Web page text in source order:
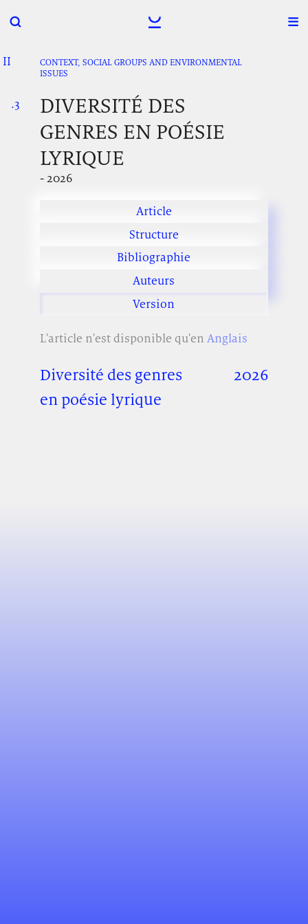
II
CONTEXT, SOCIAL GROUPS AND ENVIRONMENTAL
ISSUES
.3
DIVERSITÉ DES
GENRES EN POÉSIE
LYRIQUE
- 2026
Article
Structure
Bibliographie
Auteurs
Version
L'article n'est disponible qu'en Anglais
Diversité des genres
en poésie lyrique
2026